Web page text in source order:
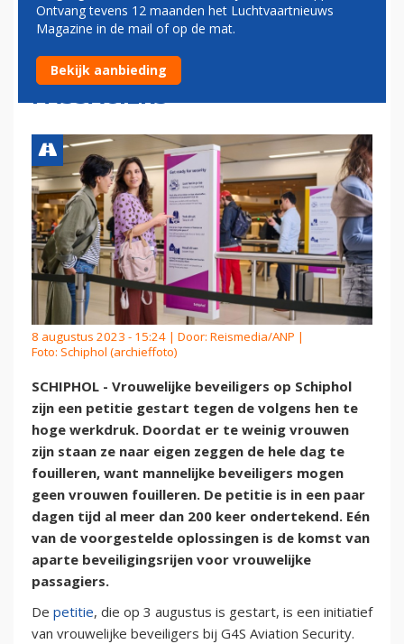
VROUWELIJKE SCHIPHOL-
BEVEILIGERS WILLEN APARTE
RIJEN VOOR VROUWELIJKE
PASSAGIERS
8 augustus 2023 - 15:24 | Door: Reismedia/ANP |
Foto: Schiphol (archieffoto)
SCHIPHOL - Vrouwelijke beveiligers op Schiphol
zijn een petitie gestart tegen de volgens hen te
hoge werkdruk. Doordat er te weinig vrouwen
zijn staan ze naar eigen zeggen de hele dag te
fouilleren, want mannelijke beveiligers mogen
geen vrouwen fouilleren. De petitie is in een paar
dagen tijd al meer dan 200 keer ondertekend. Eén
van de voorgestelde oplossingen is de komst van
aparte beveiligingsrijen voor vrouwelijke
passagiers.
De petitie, die op 3 augustus is gestart, is een initiatief
van vrouwelijke beveiligers bij G4S Aviation Security.
Ontvang tevens 12 maanden het Luchtvaartnieuws
Magazine in de mail of op de mat.
Bekijk aanbieding